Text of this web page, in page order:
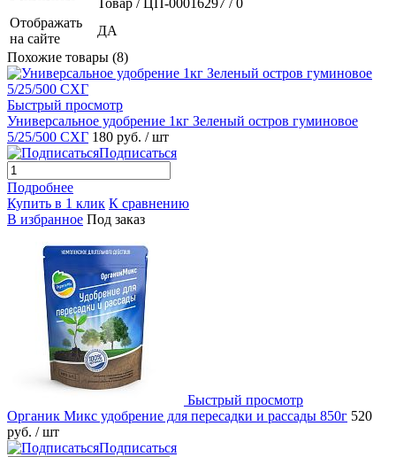
Товар / ЦП-00016297 / 0
Отображать
на сайте
ДА
Похожие товары (8)
Быстрый просмотр
Универсальное удобрение 1кг Зеленый остров гуминовое
5/25/500 СХГ 180 руб. / шт
Подписаться
Подробнее
Купить в 1 клик К сравнению
В избранное Под заказ
Быстрый просмотр
Органик Микс удобрение для пересадки и рассады 850г 520
руб. / шт
Подписаться